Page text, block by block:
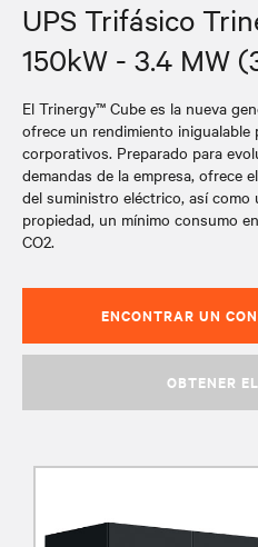
UPS Trifásico
150kW - 3.4 MW
El ​Trinergy™ Cube es la nueva
ofrece un rendimiento inigualable
corporativos. Preparado para
demandas de la empresa, ofrece
del suministro eléctrico, así
propiedad, un mínimo consumo
CO2.​
ENCONTRAR UN
OBTENER